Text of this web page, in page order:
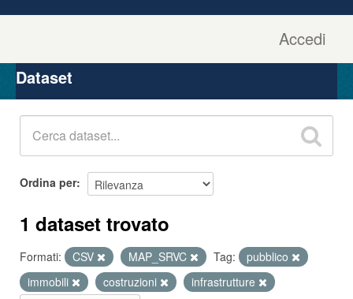
Accedi
Organizzazioni
Gruppi
Dataset
Ordina per
1 dataset trovato
Formati: CSV MAP_SRVC Tag:
pubblico
immobili
costruzioni
infrastrutture